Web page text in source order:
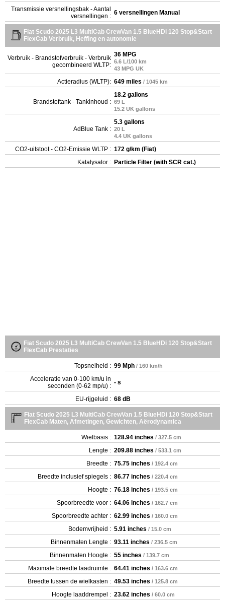
Transmissie versnellingsbak - Aantal
versnellingen : 6 versnellingen Manual
Fiat Scudo 2025 L3 MultiCab CrewVan 1.5 BlueHDi 120 Stop&Start
FlexCab Verbruik, Heffing en autonomie
Verbruik - Brandstofverbruik - Verbruik
gecombineerd WLTP:
36 MPG
6.6 L/100 km
43 MPG UK
Actieradius (WLTP): 649 miles / 1045 km
Brandstoftank - Tankinhoud :
18.2 gallons
69 L
15.2 UK gallons
AdBlue Tank :
5.3 gallons
20 L
4.4 UK gallons
CO2-uitstoot - CO2-Emissie WLTP : 172 g/km (Fiat)
Katalysator : Particle Filter (with SCR cat.)
Fiat Scudo 2025 L3 MultiCab CrewVan 1.5 BlueHDi 120 Stop&Start
FlexCab Prestaties
Topsnelheid : 99 Mph / 160 km/h
Acceleratie van 0-100 km/u in
seconden (0-62 mp/u) : - s
EU-rijgeluid : 68 dB
Fiat Scudo 2025 L3 MultiCab CrewVan 1.5 BlueHDi 120 Stop&Start
FlexCab Maten, Afmetingen, Gewichten, Aërodynamica
Wielbasis : 128.94 inches / 327.5 cm
Lengte : 209.88 inches / 533.1 cm
Breedte : 75.75 inches / 192.4 cm
Breedte inclusief spiegels : 86.77 inches / 220.4 cm
Hoogte : 76.18 inches / 193.5 cm
Spoorbreedte voor : 64.06 inches / 162.7 cm
Spoorbreedte achter : 62.99 inches / 160.0 cm
Bodemvrijheid : 5.91 inches / 15.0 cm
Binnenmaten Lengte : 93.11 inches / 236.5 cm
Binnenmaten Hoogte : 55 inches / 139.7 cm
Maximale breedte laadruimte : 64.41 inches / 163.6 cm
Breedte tussen de wielkasten : 49.53 inches / 125.8 cm
Hoogte laaddrempel : 23.62 inches / 60.0 cm